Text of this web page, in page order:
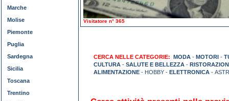
Visitatore n° 365
CERCA NELLE CATEGORIE: MODA - MOTORI -
CULTURA - SALUTE E BELLEZZA -
ALIMENTAZIONE - HOBBY - ELETTRONICA -
Marche
Molise
Piemonte
Puglia
Sardegna
Sicilia
Toscana
Trentino